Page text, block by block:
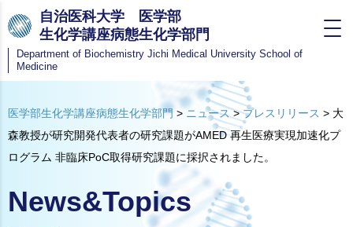
自治医科大学 医学部
生化学講座病態生化学部門
Department of Biochemistry Jichi Medical University School of
Medicine
医学部生化学講座病態生化学部門> ニュース>プレスリリース > 大
森教授が研究開発代表者の研究課題がAMED 再生医療実現加速化プ
ログラム 非臨床PoC取得研究課題に採択されました。
News&Topics